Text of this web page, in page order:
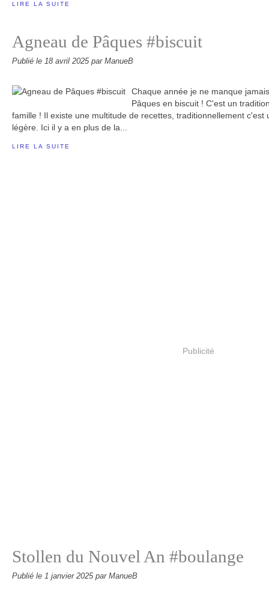
LIRE LA SUITE
Agneau de Pâques #biscuit
Publié le 18 avril 2025 par ManueB
Chaque année je ne manque
Pâques en biscuit ! C'est un
famille ! Il existe une multitude de recettes, traditionnellement c'est
légère. Ici il y a en plus de la...
LIRE LA SUITE
Publicité
Stollen du Nouvel An #boulange
Publié le 1 janvier 2025 par ManueB